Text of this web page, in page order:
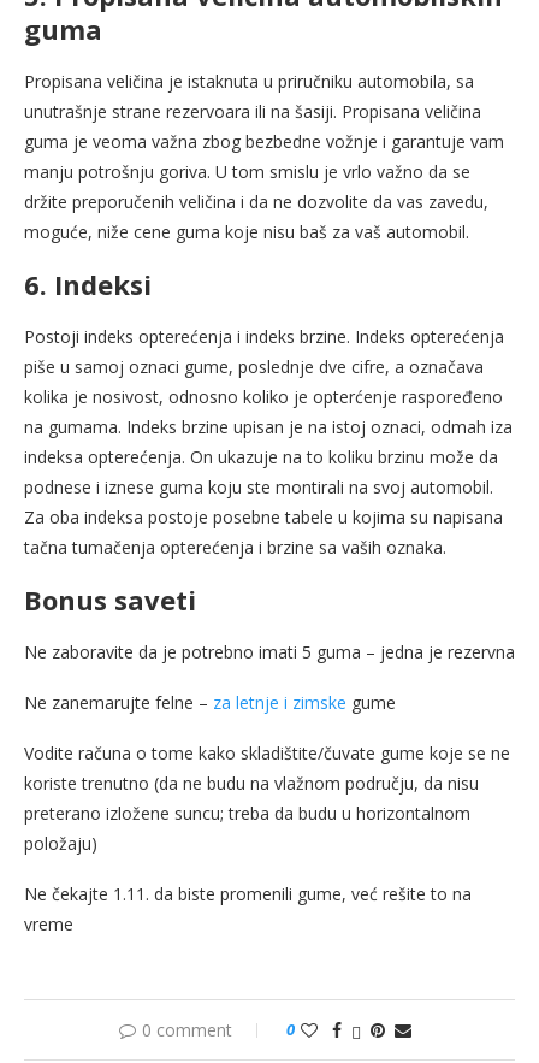
guma
Propisana veličina je istaknuta u priručniku automobila, sa
unutrašnje strane rezervoara ili na šasiji. Propisana veličina
guma je veoma važna zbog bezbedne vožnje i garantuje vam
manju potrošnju goriva. U tom smislu je vrlo važno da se
držite preporučenih veličina i da ne dozvolite da vas zavedu,
moguće, niže cene guma koje nisu baš za vaš automobil.
6. Indeksi
Postoji indeks opterećenja i indeks brzine. Indeks opterećenja
piše u samoj oznaci gume, poslednje dve cifre, a označava
kolika je nosivost, odnosno koliko je opterćenje raspoređeno
na gumama. Indeks brzine upisan je na istoj oznaci, odmah iza
indeksa opterećenja. On ukazuje na to koliku brzinu može da
podnese i iznese guma koju ste montirali na svoj automobil.
Za oba indeksa postoje posebne tabele u kojima su napisana
tačna tumačenja opterećenja i brzine sa vaših oznaka.
Bonus saveti
Ne zaboravite da je potrebno imati 5 guma – jedna je rezervna
Ne zanemarujte felne – za letnje i zimske gume
Vodite računa o tome kako skladištite/čuvate gume koje se ne
koriste trenutno (da ne budu na vlažnom području, da nisu
preterano izložene suncu; treba da budu u horizontalnom
položaju)
Ne čekajte 1.11. da biste promenili gume, već rešite to na
vreme
0 comment 0